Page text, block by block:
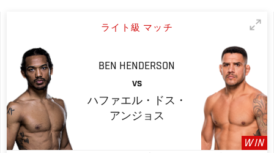
ライト級 マッチ
BEN HENDERSON
VS
ハファエル・ドス・
アンジョス
WIN